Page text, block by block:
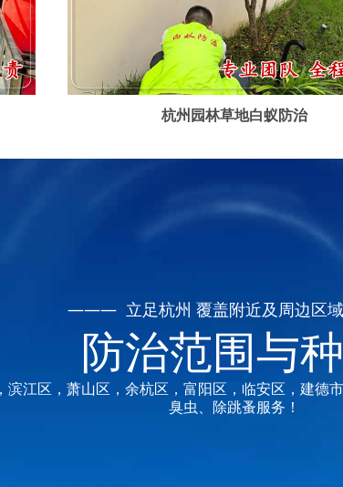
杭州园林草地白蚁防治
——— 立足杭州 覆盖附近及周边
防治范围与
江区，萧山区，余杭区，富阳区，临安区，建
臭虫、除跳蚤服务！